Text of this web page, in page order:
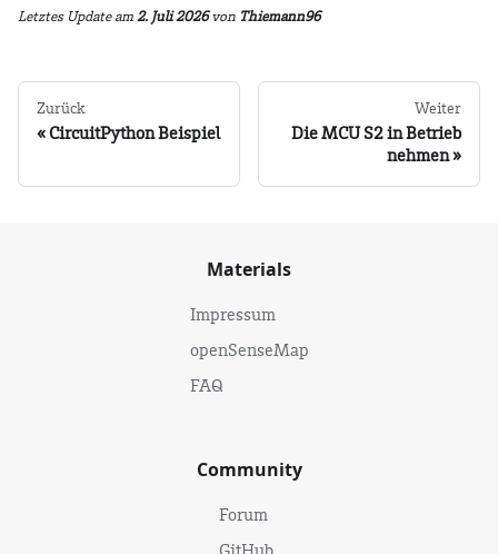
Letztes Updateam 2. Juli 2026von Thiemann96
Zurück
CircuitPython Beispiel
Weiter
Die MCU S2 in Betrieb
nehmen
Materials
Impressum
openSenseMap
FAQ
Community
Forum